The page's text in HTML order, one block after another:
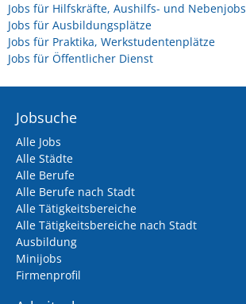
Jobs für Hilfskräfte, Aushilfs- und Nebenjobs
Jobs für Ausbildungsplätze
Jobs für Praktika, Werkstudentenplätze
Jobs für Öffentlicher Dienst
Jobsuche
Alle Jobs
Alle Städte
Alle Berufe
Alle Berufe nach Stadt
Alle Tätigkeitsbereiche
Alle Tätigkeitsbereiche nach Stadt
Ausbildung
Minijobs
Firmenprofil